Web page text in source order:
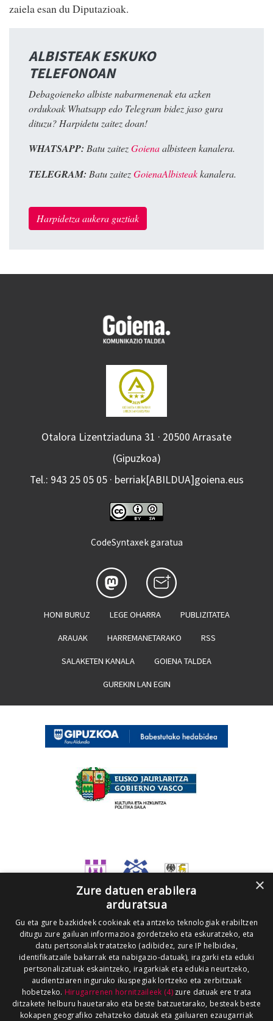
zaiela esan du Diputazioak.
ALBISTEAK ESKUKO
TELEFONOAN
Debagoieneko albiste nabarmenenak eta azken
ordukoak Whatsapp edo Telegram bidez jaso gura
dituzu? Harpidetu zaitez doan!
WHATSAPP: Batu zaitezGoienaalbisteen kanalera.
TELEGRAM: Batu zaitezGoienaAlbisteakkanalera.
Harpidetza aukera guztiak
Otalora Lizentziaduna 31 · 20500 Arrasate
(Gipuzkoa)
Tel.: 943 25 05 05 · berriak[ABILDUA]goiena.eus
CodeSyntaxek garatua
HONI BURUZ LEGE OHARRA PUBLIZITATEA
ARAUAK HARREMANETARAKO RSS
SALAKETEN KANALA GOIENA TALDEA
GUREKIN LAN EGIN
×
Zure datuen erabilera
arduratsua
Gu eta gure bazkideek cookieak eta antzeko teknologiak erabiltzen
ditugu zure gailuan informazioa gordetzeko eta eskuratzeko, eta
datu pertsonalak tratatzeko (adibidez, zure IP helbidea,
identifikatzaile bakarrak eta nabigazio-datuak), iragarki eta eduki
pertsonalizatuak eskaintzeko, iragarkiak eta edukia neurtzeko,
audientziaren inguruko ikuspegiak lortzeko eta zerbitzuak
hobetzeko. Hirugarrenen hornitzaileek (4)zure datuak ere trata
ditzakete helburu hauetarako eta beste batzuetarako, besteak beste
kokapen geografiko zehatzeko datuak eta gailuaren ezaugarriak